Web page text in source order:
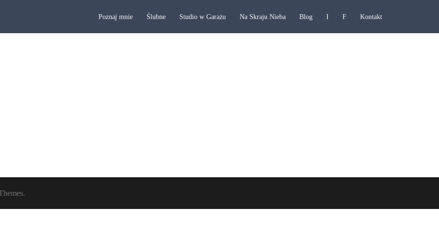
Poznaj mnie Ślubne Studio w Garażu Na Skraju Nieba Blog I F Kontakt